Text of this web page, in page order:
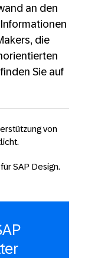
an den
die
Sie auf
von
SAP Design.